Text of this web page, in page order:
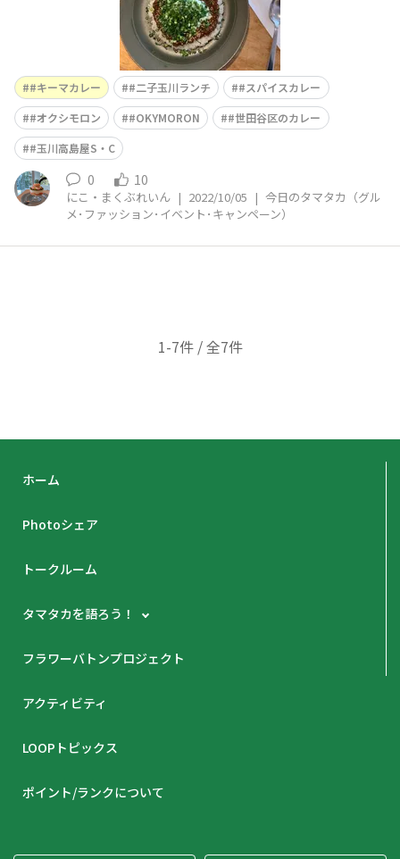
#キーマカレー #二子玉川ランチ
#スパイスカレー
#オクシモロン
#OKYMORON
#世田谷区のカレー
#玉川高島屋S・C
0 10
にこ・まくぶれいん | 2022/10/05 | 今日のタマタカ（グル
メ･ファッション･イベント･キャンペーン）
1-7件 / 全7件
ホーム
Photoシェア
トークルーム
タマタカを語ろう！
フラワーバトンプロジェクト
アクティビティ
LOOPトピックス
ポイント/ランクについて